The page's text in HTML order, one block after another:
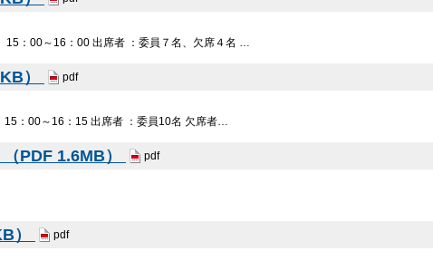
15：00～16：00 出席者 ：委員７名、欠席４名 …
） pdf
15：00～16：15 出席者 ：委員10名 欠席者…
PDF 1.6MB） pdf
） pdf